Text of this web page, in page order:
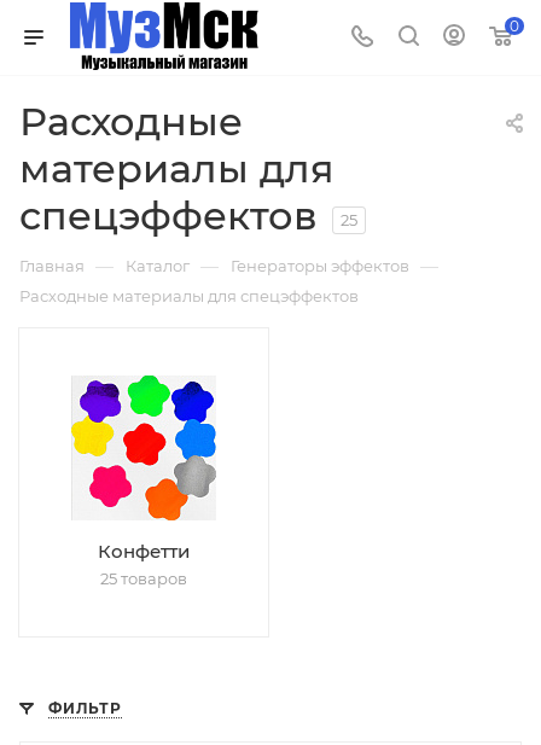
0
Расходные
материалы для
спецэффектов
25
Главная — Каталог — Генераторы эффектов —
Расходные материалы для спецэффектов
Конфетти
25 товаров
ФИЛЬТР